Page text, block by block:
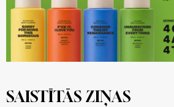
SAISTĪTĀS ZIŅAS